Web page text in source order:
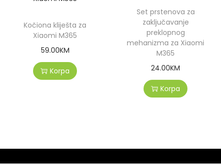
Kočiona kliješta za
Xiaomi M365
59.00KM
Korpa
Set prstenova za
zaključavanje
preklopnog
mehanizma za Xiaomi
M365
24.00KM
Korpa